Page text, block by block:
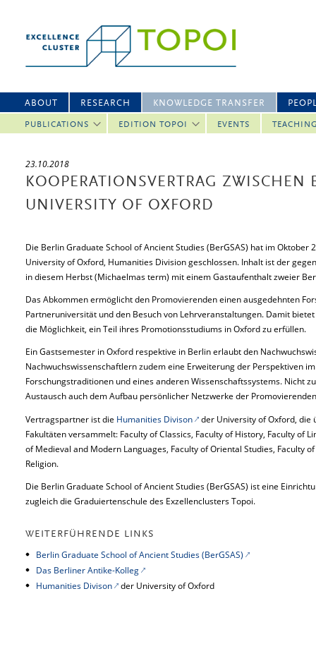
ABOUT RESEARCH KNOWLEDGE TRANSFER
PUBLICATIONS EDITION TOPOI EVENTS
23.10.2018
KOOPERATIONSVERTRAG ZWISCHEN
UNIVERSITY OF OXFORD
Die Berlin Graduate School of Ancient Studies (BerGSAS) hat im
University of Oxford, Humanities Division geschlossen. Inhalt ist der
in diesem Herbst (Michaelmas term) mit einem Gastaufenthalt zweier
Das Abkommen ermöglicht den Promovierenden einen ausgedehnten
Partneruniversität und den Besuch von Lehrveranstaltungen. Damit
die Möglichkeit, ein Teil ihres Promotionsstudiums in Oxford zu erfüllen.
Ein Gastsemester in Oxford respektive in Berlin erlaubt den
Nachwuchswissenschaftlern zudem eine Erweiterung der Perspektiven
Forschungstraditionen und eines anderen Wissenschaftssystems. Nicht
Austausch auch dem Aufbau persönlicher Netzwerke der
Vertragspartner ist die Humanities Divison
der University of Oxford, die
Fakultäten versammelt: Faculty of Classics, Faculty of History, Faculty of
of Medieval and Modern Languages, Faculty of Oriental Studies, Faculty
Religion.
Die Berlin Graduate School of Ancient Studies (BerGSAS) ist eine
zugleich die Graduiertenschule des Exzellenclusters Topoi.
WEITERFÜHRENDE LINKS
Berlin Graduate School of Ancient Studies (BerGSAS)
Das Berliner Antike-Kolleg
Humanities Divison
der University of Oxford